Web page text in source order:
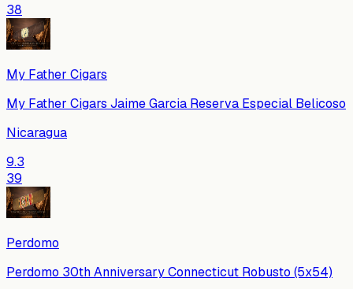
38
My Father Cigars
My Father Cigars Jaime Garcia Reserva Especial Belicoso
Nicaragua
9.3
39
Perdomo
Perdomo 30th Anniversary Connecticut Robusto (5x54)